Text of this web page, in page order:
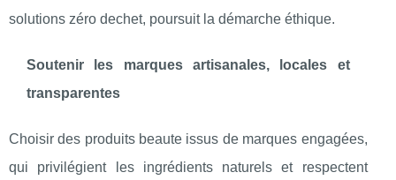
solutions zéro dechet, poursuit la démarche éthique.
Soutenir les marques artisanales, locales et
transparentes
Choisir des produits beaute issus de marques engagées,
qui privilégient les ingrédients naturels et respectent